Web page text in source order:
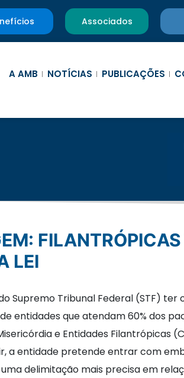
Associados
A AMB NOTÍCIAS PUBLICAÇÕES
LEI
Supremo Tribunal Federal (STF)
entidades que atendam 60% dos
e Entidades Filantrópicas
a entidade pretende entrar com
uma delimitação mais precisa em